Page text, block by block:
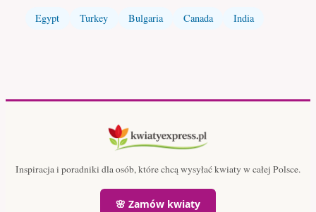
Egypt Turkey Bulgaria Canada India
Inspiracja i poradniki dla osób, które chcą wysyłać kwiaty w całej Polsce.
🌸 Zamów kwiaty